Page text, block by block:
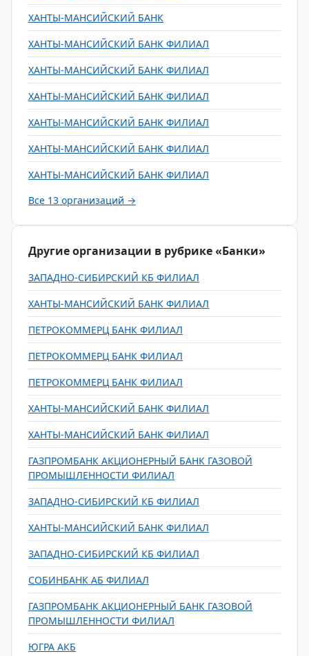
ХАНТЫ-МАНСИЙСКИЙ БАНК
ХАНТЫ-МАНСИЙСКИЙ БАНК ФИЛИАЛ
ХАНТЫ-МАНСИЙСКИЙ БАНК ФИЛИАЛ
ХАНТЫ-МАНСИЙСКИЙ БАНК ФИЛИАЛ
ХАНТЫ-МАНСИЙСКИЙ БАНК ФИЛИАЛ
ХАНТЫ-МАНСИЙСКИЙ БАНК ФИЛИАЛ
ХАНТЫ-МАНСИЙСКИЙ БАНК ФИЛИАЛ
Все 13 организаций →
Другие организации в рубрике «Банки»
ЗАПАДНО-СИБИРСКИЙ КБ ФИЛИАЛ
ХАНТЫ-МАНСИЙСКИЙ БАНК ФИЛИАЛ
ПЕТРОКОММЕРЦ БАНК ФИЛИАЛ
ПЕТРОКОММЕРЦ БАНК ФИЛИАЛ
ПЕТРОКОММЕРЦ БАНК ФИЛИАЛ
ХАНТЫ-МАНСИЙСКИЙ БАНК ФИЛИАЛ
ХАНТЫ-МАНСИЙСКИЙ БАНК ФИЛИАЛ
ГАЗПРОМБАНК АКЦИОНЕРНЫЙ БАНК ГАЗОВОЙ
ПРОМЫШЛЕННОСТИ ФИЛИАЛ
ЗАПАДНО-СИБИРСКИЙ КБ ФИЛИАЛ
ХАНТЫ-МАНСИЙСКИЙ БАНК ФИЛИАЛ
ЗАПАДНО-СИБИРСКИЙ КБ ФИЛИАЛ
СОБИНБАНК АБ ФИЛИАЛ
ГАЗПРОМБАНК АКЦИОНЕРНЫЙ БАНК ГАЗОВОЙ
ПРОМЫШЛЕННОСТИ ФИЛИАЛ
ЮГРА АКБ